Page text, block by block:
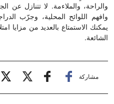
والراحة، والملاءمة. لا تتنازل عن
وافهم اللوائح المحلية، وجرّب
يمكنك الاستمتاع بالعديد من مزايا
الشائعة.
مشاركة